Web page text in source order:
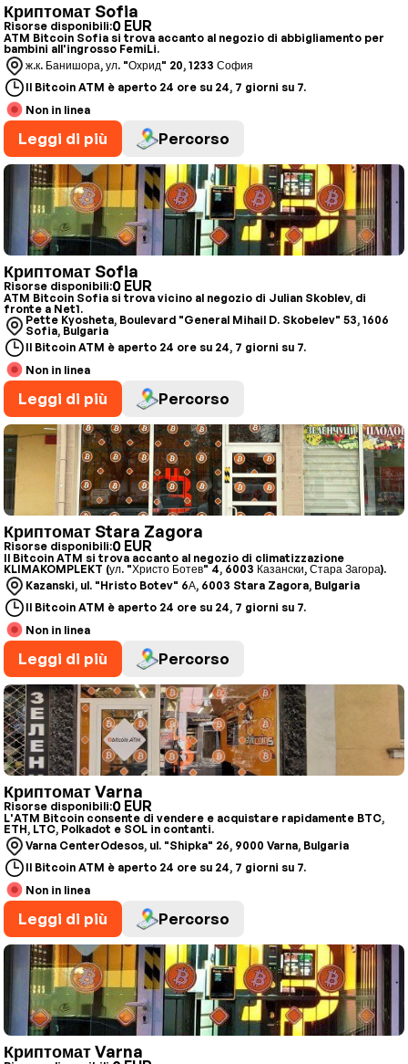
Криптомат Sofia
Risorse disponibili:0 EUR
ATM Bitcoin Sofia si trova accanto al negozio di abbigliamento per
bambini all'ingrosso FemiLi.
ж.к. Банишора, ул. "Охрид" 20, 1233 София
Il Bitcoin ATM è aperto 24 ore su 24, 7 giorni su 7.
Non in linea
Leggi di più Percorso
Криптомат Sofia
Risorse disponibili:0 EUR
ATM Bitcoin Sofia si trova vicino al negozio di Julian Skoblev, di
fronte a Net1.
Pette Kyosheta, Boulevard "General Mihail D. Skobelev" 53, 1606
Sofia, Bulgaria
Il Bitcoin ATM è aperto 24 ore su 24, 7 giorni su 7.
Non in linea
Leggi di più Percorso
Криптомат Stara Zagora
Risorse disponibili:0 EUR
Il Bitcoin ATM si trova accanto al negozio di climatizzazione
KLIMAKOMPLEKT (ул. "Христо Ботев" 4, 6003 Казански, Стара Загора).
Kazanski, ul. "Hristo Botev" 6А, 6003 Stara Zagora, Bulgaria
Il Bitcoin ATM è aperto 24 ore su 24, 7 giorni su 7.
Non in linea
Leggi di più Percorso
Криптомат Varna
Risorse disponibili:0 EUR
L'ATM Bitcoin consente di vendere e acquistare rapidamente BTC,
ETH, LTC, Polkadot e SOL in contanti.
Varna CenterOdesos, ul. "Shipka" 26, 9000 Varna, Bulgaria
Il Bitcoin ATM è aperto 24 ore su 24, 7 giorni su 7.
Non in linea
Leggi di più Percorso
Криптомат Varna